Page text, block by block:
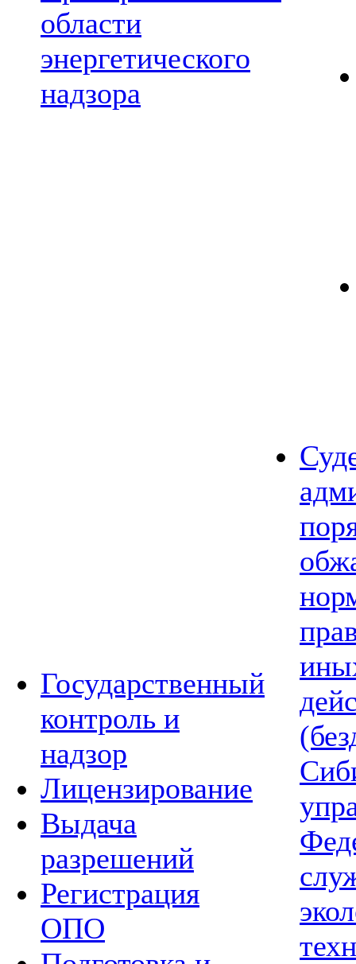
области
энергетического
надзора
Государственный
контроль и
надзор
Лицензирование
Выдача
разрешений
Регистрация
ОПО